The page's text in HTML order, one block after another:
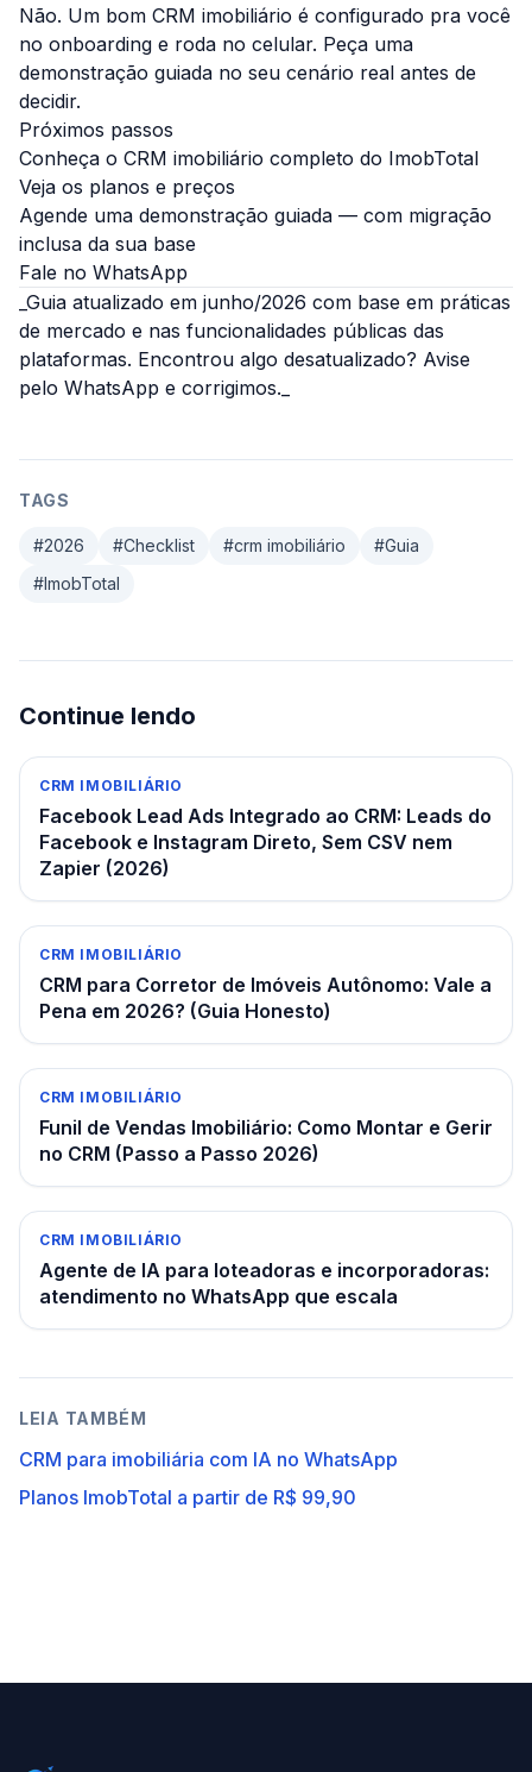
Não. Um bom CRM imobiliário é configurado pra você
no onboarding e roda no celular. Peça uma
demonstração guiada no seu cenário real antes de
decidir.
Próximos passos
Conheça o CRM imobiliário completo do ImobTotal
Veja os planos e preços
Agende uma demonstração guiada — com migração
inclusa da sua base
Fale no WhatsApp
_Guia atualizado em junho/2026 com base em práticas
de mercado e nas funcionalidades públicas das
plataformas. Encontrou algo desatualizado? Avise
pelo WhatsApp e corrigimos._
TAGS
#2026 #Checklist #crm imobiliário #Guia
#ImobTotal
Continue lendo
CRM IMOBILIÁRIO
Facebook Lead Ads Integrado ao CRM: Leads do
Facebook e Instagram Direto, Sem CSV nem
Zapier (2026)
CRM IMOBILIÁRIO
CRM para Corretor de Imóveis Autônomo: Vale a
Pena em 2026? (Guia Honesto)
CRM IMOBILIÁRIO
Funil de Vendas Imobiliário: Como Montar e Gerir
no CRM (Passo a Passo 2026)
CRM IMOBILIÁRIO
Agente de IA para loteadoras e incorporadoras:
atendimento no WhatsApp que escala
LEIA TAMBÉM
CRM para imobiliária com IA no WhatsApp
Planos ImobTotal a partir de R$ 99,90